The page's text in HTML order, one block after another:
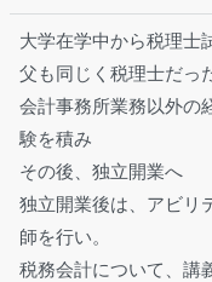
大学在学中から税理士
父も同じく税理士だっ
会計事務所業務以外の
験を積み
その後、独立開業へ
独立開業後は、アビリ
師を行い。
税務会計について、講